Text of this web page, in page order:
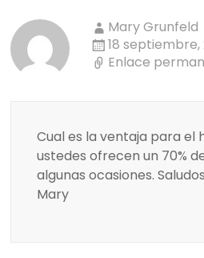
Mary Grunfeld
18 septiembre,
Enlace
Cual es la ventaja para el
ustedes ofrecen un 70%
algunas ocasiones. Saludos
Mary